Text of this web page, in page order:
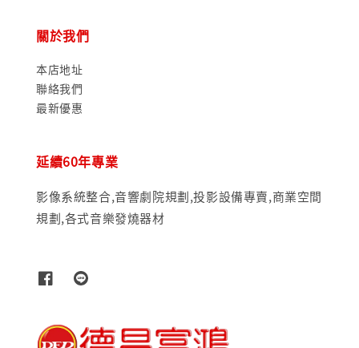
關於我們
本店地址
聯絡我們
最新優惠
延續60年專業
影像系統整合,音響劇院規劃,投影設備專賣,商業空間
規劃,各式音樂發燒器材